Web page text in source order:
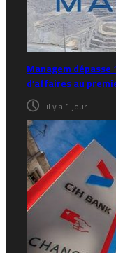
Managem
d’affaires au
il y a 1 jour